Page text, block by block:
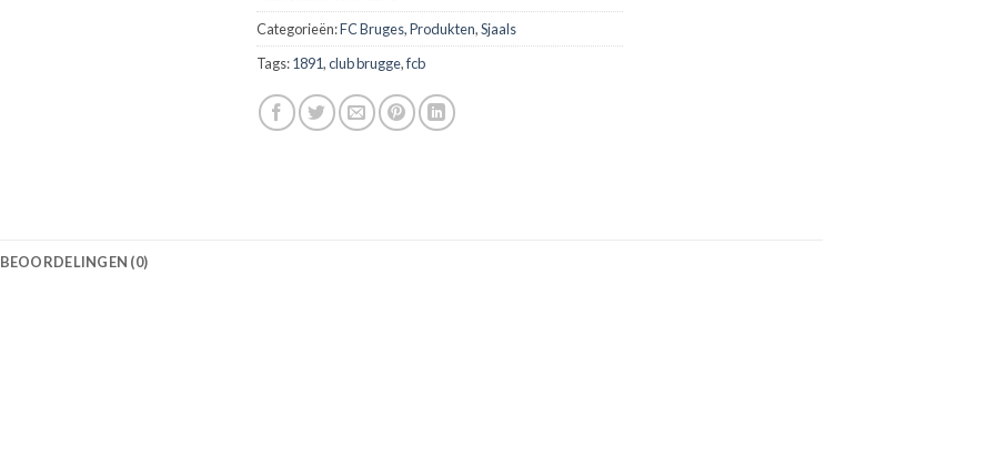
Categorieën:FC Bruges,Produkten,Sjaals
Tags:1891,club brugge,fcb
BEOORDELINGEN (0)